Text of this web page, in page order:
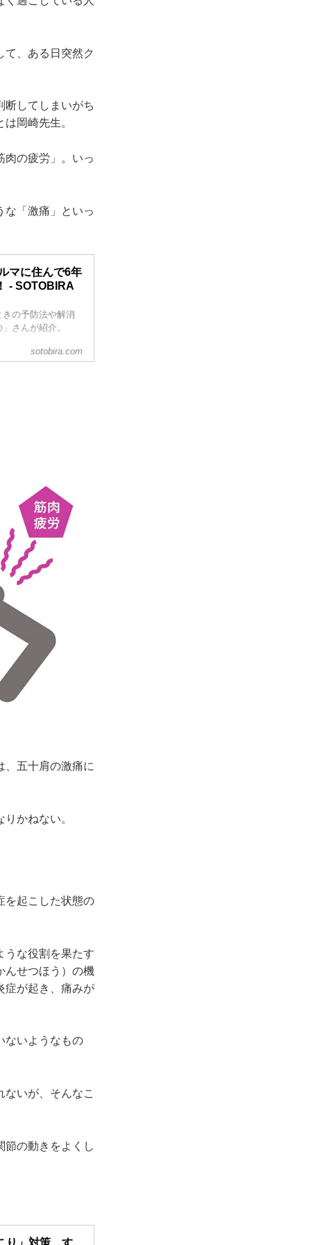
、ある日突然ク
断してしまいがち
岡崎先生。
肉の疲労」。いっ
な「激痛」といっ
マに住んで6年
- SOTOBIRA
の予防法や解消
さんが紹介。
sotobira.com
、五十肩の激痛に
かねない。
を起こした状態の
うな役割を果たす
んせつほう）の機
症が起き、痛みが
ないようなもの
いが、そんなこ
節の動きをよくし
り」対策、す